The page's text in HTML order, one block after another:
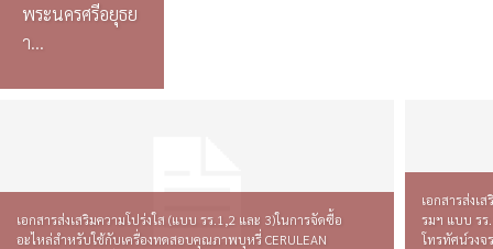
พระนครศรีอยุธย
า...
เอกสารส่งเสริมความโปร่งใส (แบบ รร.1,2 และ 3)ในการจัดซื้อ
อะไหล่สำหรับใช้กับเครื่องทดสอบคุณภาพบุหรี่ CERULEAN
เอกสารส่งเ
รมฯ แบบ รร
โทรทัศน์วงจ